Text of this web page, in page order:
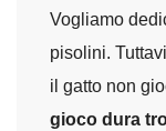
Vogliamo
pisolini.
il gatto non
gioco dura